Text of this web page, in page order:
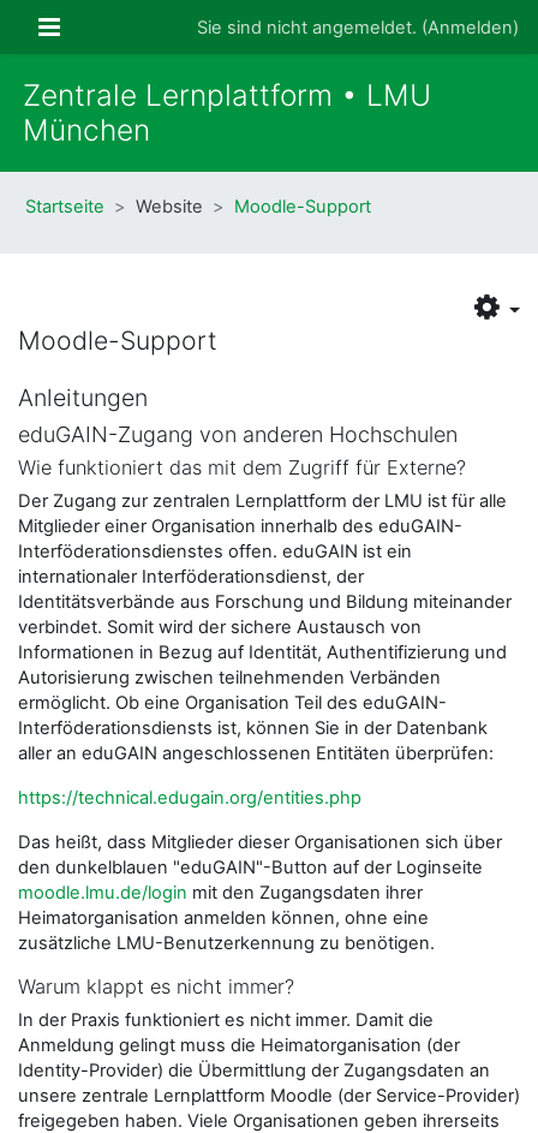
Website-ÜbersichtSie sind nicht angemeldet. (Anmelden)
Zentrale Lernplattform • LMU
München
Startseite Website Moodle-Support
Moodle-Support
Anleitungen
eduGAIN-Zugang von anderen Hochschulen
Wie funktioniert das mit dem Zugriff für Externe?
Der Zugang zur zentralen Lernplattform der LMU ist für alle
Mitglieder einer Organisation innerhalb des eduGAIN-
Interföderationsdienstes offen. eduGAIN ist ein
internationaler Interföderationsdienst, der
Identitätsverbände aus Forschung und Bildung miteinander
verbindet. Somit wird der sichere Austausch von
Informationen in Bezug auf Identität, Authentifizierung und
Autorisierung zwischen teilnehmenden Verbänden
ermöglicht. Ob eine Organisation Teil des eduGAIN-
Interföderationsdiensts ist, können Sie in der Datenbank
aller an eduGAIN angeschlossenen Entitäten überprüfen:
https://technical.edugain.org/entities.php
Das heißt, dass Mitglieder dieser Organisationen sich über
den dunkelblauen "eduGAIN"-Button auf der Loginseite
moodle.lmu.de/login mit den Zugangsdaten ihrer
Heimatorganisation anmelden können, ohne eine
zusätzliche LMU-Benutzerkennung zu benötigen.
Warum klappt es nicht immer?
In der Praxis funktioniert es nicht immer. Damit die
Anmeldung gelingt muss die Heimatorganisation (der
Identity-Provider) die Übermittlung der Zugangsdaten an
unsere zentrale Lernplattform Moodle (der Service-Provider)
freigegeben haben. Viele Organisationen geben ihrerseits